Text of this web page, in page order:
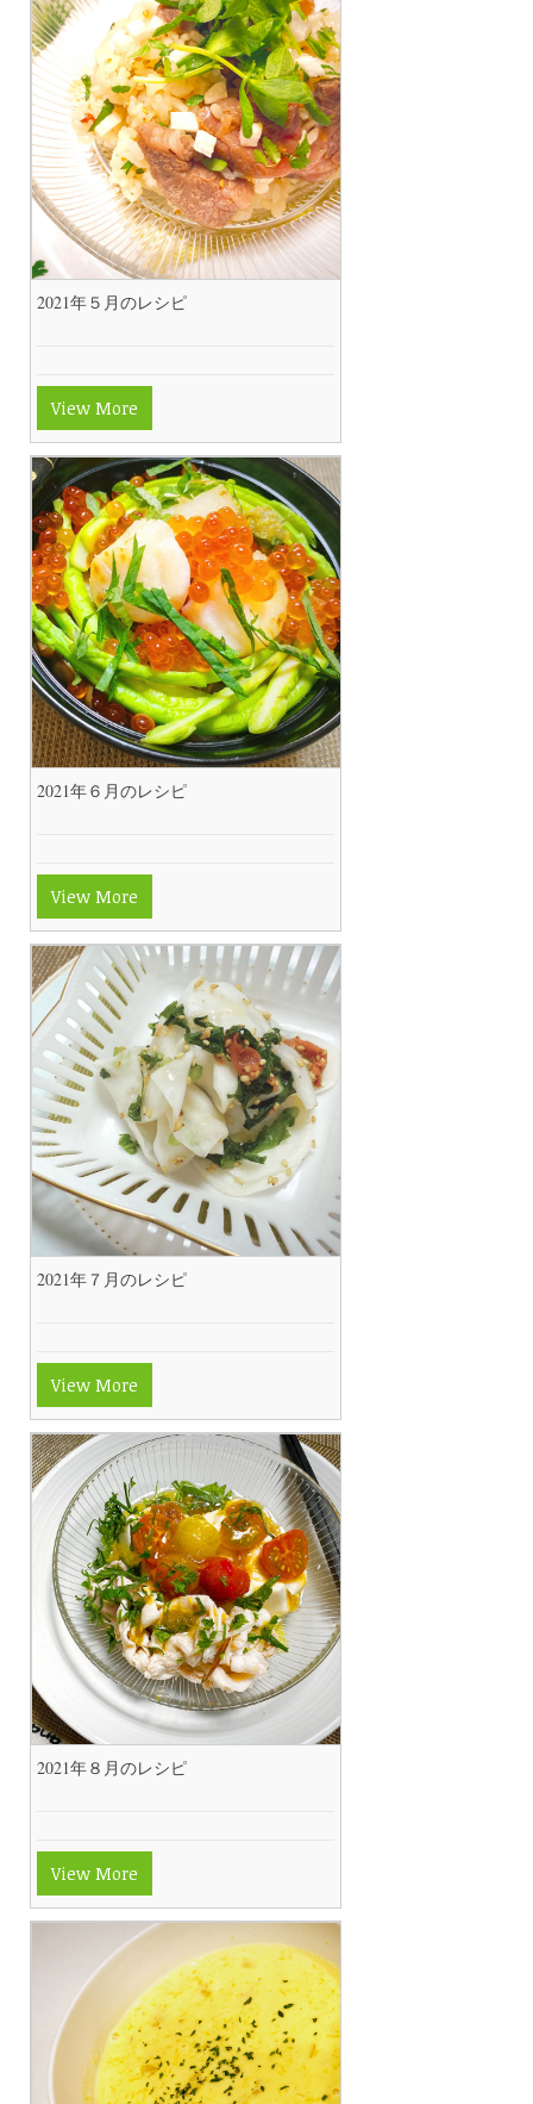
2021年５月のレシピ
View More
2021年６月のレシピ
View More
2021年７月のレシピ
View More
2021年８月のレシピ
View More